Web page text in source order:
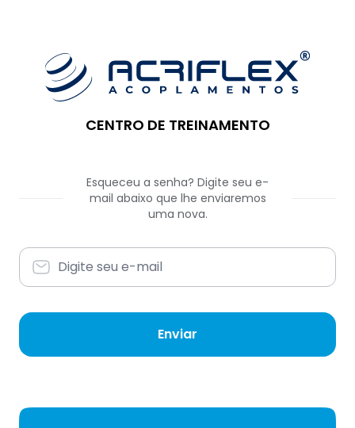
CENTRO DE TREINAMENTO
Esqueceu a senha? Digite seu e-
mail abaixo que lhe enviaremos
uma nova.
Enviar